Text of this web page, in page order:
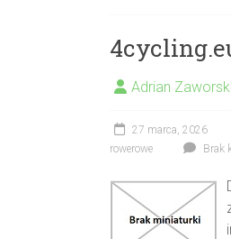
Adrian
27 marca, 2026
rowerowe
Brak